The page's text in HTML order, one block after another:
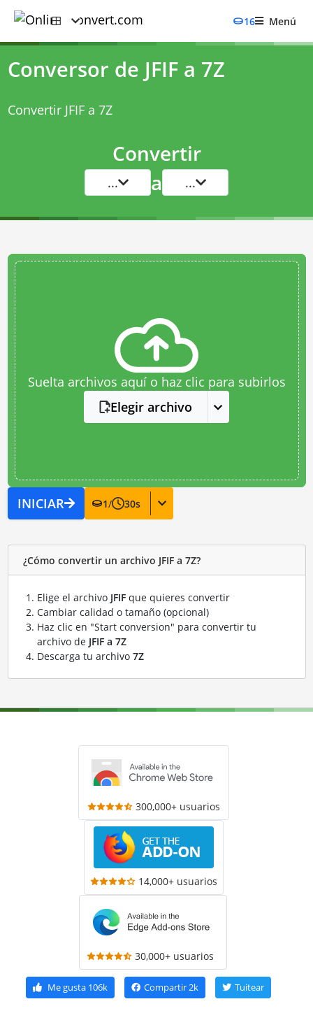
16 Menú
Conversor de JFIF a 7Z
Convertir JFIF a 7Z
Convertir
... a ...
Suelta archivos aquí o haz clic para subirlos
Elegir archivo
INICIAR 1/ 30s
¿Cómo convertir un archivo JFIF a 7Z?
Elige el archivo JFIFque quieres convertir
Cambiar calidad o tamaño (opcional)
Haz clic en "Start conversion" para convertir tu
archivo de JFIF a 7Z
Descarga tu archivo 7Z
300,000+ usuarios
14,000+ usuarios
30,000+ usuarios
Me gusta106k Compartir2k Tuitear